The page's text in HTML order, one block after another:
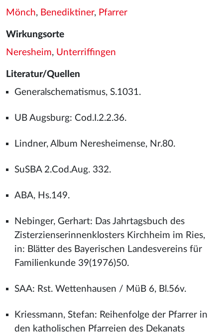
Mönch, Benediktiner, Pfarrer
Wirkungsorte
Neresheim, Unterriffingen
Literatur/Quellen
Generalschematismus, S.1031.
UB Augsburg: Cod.I.2.2.36.
Lindner, Album Neresheimense, Nr.80.
SuSBA 2.Cod.Aug. 332.
ABA, Hs.149.
Nebinger, Gerhart: Das Jahrtagsbuch des
Zisterzienserinnenklosters Kirchheim im Ries,
in: Blätter des Bayerischen Landesvereins für
Familienkunde 39(1976)50.
SAA: Rst. Wettenhausen / MüB 6, Bl.56v.
Kriessmann, Stefan: Reihenfolge der Pfarrer in
den katholischen Pfarreien des Dekanats